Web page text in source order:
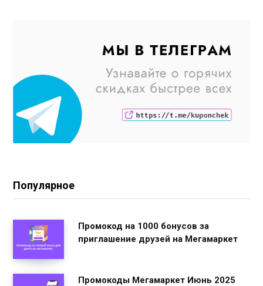
Популярное
Промокод на 1000 бонусов за
приглашение друзей на Мегамаркет
Промокоды Мегамаркет Июнь 2025